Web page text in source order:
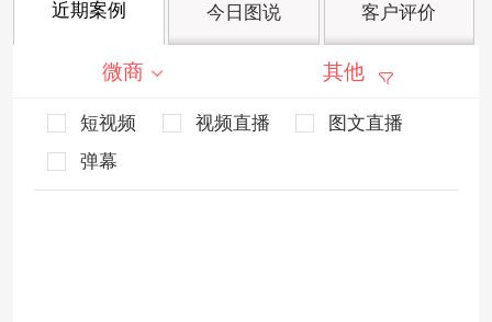
近期案例 今日图说 客户评价
微商 其他
短视频 视频直播
图文直播
弹幕